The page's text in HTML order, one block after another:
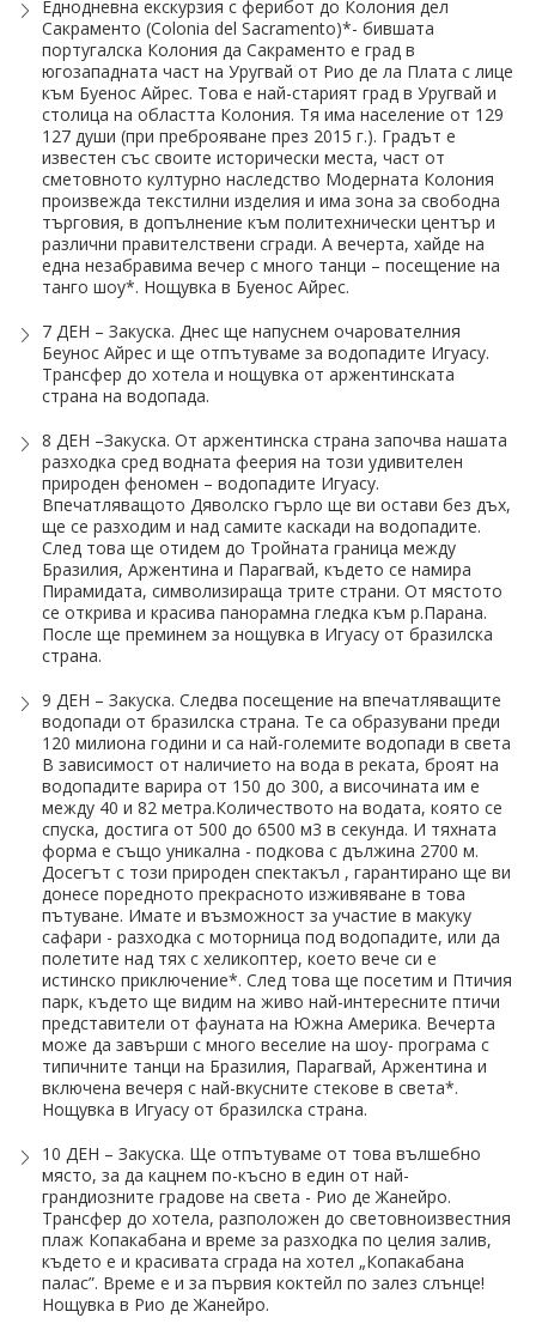
Еднодневна екскурзия с ферибот до Колония дел
Сакраменто (Colonia del Sacramento)*- бившата
португалска Колония да Сакраменто е град в
югозападната част на Уругвай от Рио де ла Плата с лице
към Буенос Айрес. Това е най-старият град в Уругвай и
столица на областта Колония. Тя има население от 129
127 души (при преброяване през 2015 г.). Градът е
известен със своите исторически места, част от
сметовното културно наследство Модерната Колония
произвежда текстилни изделия и има зона за свободна
търговия, в допълнение към политехнически център и
различни правителствени сгради. А вечерта, хайде на
една незабравима вечер с много танци – посещение на
танго шоу*. Нощувка в Буенос Айрес.
7 ДЕН – Закуска. Днес ще напуснем очарователния
Беунос Айрес и ще отпътуваме за водопадите Игуасу.
Трансфер до хотела и нощувка от аржентинската
страна на водопада.
8 ДЕН –Закуска. От аржентинска страна започва нашата
разходка сред водната феерия на този удивителен
природен феномен – водопадите Игуасу.
Впечатляващото Дяволско гърло ще ви остави без дъх,
ще се разходим и над самите каскади на водопадите.
След това ще отидем до Тройната граница между
Бразилия, Аржентина и Парагвай, където се намира
Пирамидата, символизираща трите страни. От мястото
се открива и красива панорамна гледка към р.Парана.
После ще преминем за нощувка в Игуасу от бразилска
страна.
9 ДЕН – Закуска. Следва посещение на впечатляващите
водопади от бразилска страна. Те са образувани преди
120 милиона години и са най-големите водопади в света
В зависимост от наличието на вода в реката, броят на
водопадите варира от 150 до 300, а височината им е
между 40 и 82 метра.Количеството на водата, която се
спуска, достига от 500 до 6500 м3 в секунда. И тяхната
форма е също уникална - подкова с дължина 2700 м.
Досегът с този природен спектакъл , гарантирано ще ви
донесе поредното прекрасното изживяване в това
пътуване. Имате и възможност за участие в макуку
сафари - разходка с моторница под водопадите, или да
полетите над тях с хеликоптер, което вече си е
истинско приключение*. След това ще посетим и Птичия
парк, където ще видим на живо най-интересните птичи
представители от фауната на Южна Америка. Вечерта
може да завърши с много веселие на шоу- програма с
типичните танци на Бразилия, Парагвай, Аржентина и
включена вечеря с най-вкусните стекове в света*.
Нощувка в Игуасу от бразилска страна.
10 ДЕН – Закуска. Ще отпътуваме от това вълшебно
място, за да кацнем по-късно в един от най-
грандиозните градове на света - Рио де Жанейро.
Трансфер до хотела, разположен до световноизвестния
плаж Копакабана и време за разходка по целия залив,
където е и красивата сграда на хотел „Копакабана
палас”. Време е и за първия коктейл по залез слънце!
Нощувка в Рио де Жанейро.